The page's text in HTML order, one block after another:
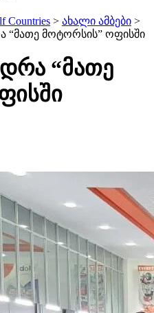
Countries > ახალი ამბები >
“მათე მოტორსის” ოფისში
“მათე